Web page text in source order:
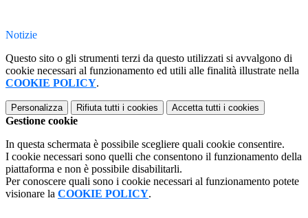
Notizie
Questo sito o gli strumenti terzi da questo utilizzati si avvalgono di
cookie necessari al funzionamento ed utili alle finalità illustrate nella
COOKIE POLICY.
Personalizza Rifiuta tutti i cookies Accetta tutti i cookies
Gestione cookie
In questa schermata è possibile scegliere quali cookie consentire.
I cookie necessari sono quelli che consentono il funzionamento della
piattaforma e non è possibile disabilitarli.
Per conoscere quali sono i cookie necessari al funzionamento potete
visionare la COOKIE POLICY.